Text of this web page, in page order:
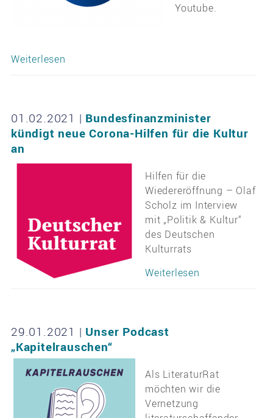
Youtube.
Weiterlesen
01.02.2021 | Bundesfinanzminister
kündigt neue Corona-Hilfen für die Kultur
an
Hilfen für die
Wiedereröffnung – Olaf
Scholz im Interview
mit „Politik & Kultur“
des Deutschen
Kulturrats
Weiterlesen
29.01.2021 | Unser Podcast
„Kapitelrauschen“
Als LiteraturRat
möchten wir die
Vernetzung